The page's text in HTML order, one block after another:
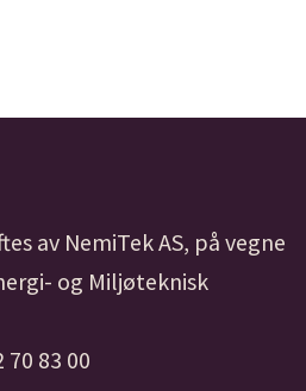
av NemiTek AS, på vegne
og Miljøteknisk
83 00